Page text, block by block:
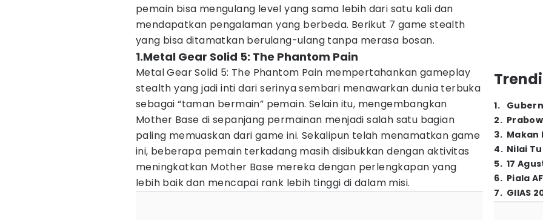
pemain bisa mengulang level yang sama lebih dari satu kali dan
mendapatkan pengalaman yang berbeda. Berikut 7 game stealth
yang bisa ditamatkan berulang-ulang tanpa merasa bosan.
1.Metal Gear Solid 5: The Phantom Pain
Metal Gear Solid 5: The Phantom Pain mempertahankan gameplay
stealth yang jadi inti dari serinya sembari menawarkan dunia terbuka
sebagai “taman bermain” pemain. Selain itu, mengembangkan
Mother Base di sepanjang permainan menjadi salah satu bagian
paling memuaskan dari game ini. Sekalipun telah menamatkan game
ini, beberapa pemain terkadang masih disibukkan dengan aktivitas
meningkatkan Mother Base mereka dengan perlengkapan yang
lebih baik dan mencapai rank lebih tinggi di dalam misi.
1.
2.
3. Makan
4. Nilai
5. 17
6. Piala
7. GIIAS